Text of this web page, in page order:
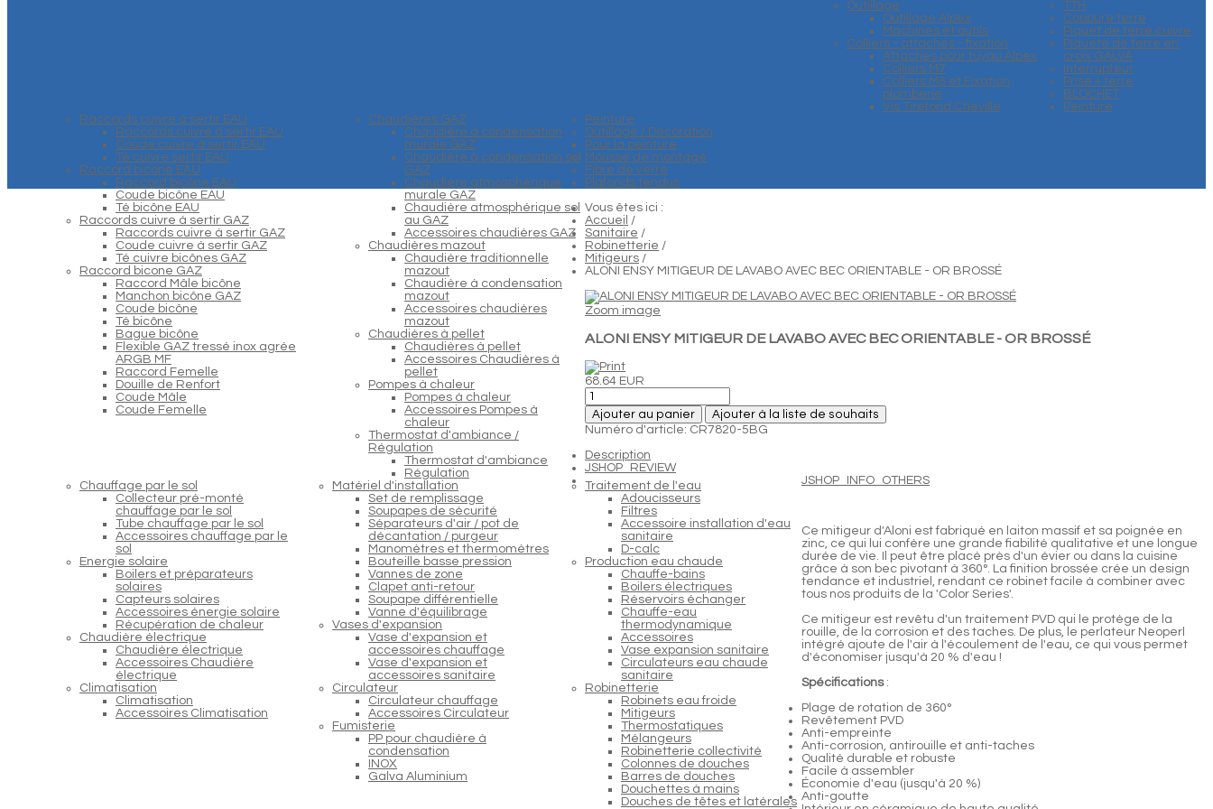
Outillage
Outillage Alpex
Machines et outils
Colliers - attaches - fixation
Attaches pour tuyau Alpex
Colliers M7
Colliers M8 et Fixation
plomberie
Vis Tirefond Cheville
Raccords cuivre à sertir EAU
Raccords cuivre à sertir EAU
Coude cuivre à sertir EAU
Té cuivre sertir EAU
Raccord bicone EAU
Raccord bicône EAU
Coude bicône EAU
Té bicône EAU
Raccords cuivre à sertir GAZ
Raccords cuivre à sertir GAZ
Coude cuivre à sertir GAZ
Té cuivre bicônes GAZ
Raccord bicone GAZ
Raccord Mâle bicône
Manchon bicône GAZ
Coude bicône
Té bicône
Bague bicône
Flexible GAZ tressé inox agrée
ARGB MF
Raccord Femelle
Douille de Renfort
Coude Mâle
Coude Femelle
Chaudières GAZ
Chaudière à condensation
murale GAZ
Chaudière à condensation sol
GAZ
Chaudière atmosphérique
murale GAZ
Chaudière atmosphérique sol
au GAZ
Accessoires chaudières GAZ
Chaudières mazout
Chaudière traditionnelle
mazout
Chaudière à condensation
mazout
Accessoires chaudières
mazout
Chaudières à pellet
Chaudières à pellet
Accessoires Chaudières à
pellet
Pompes à chaleur
Pompes à chaleur
Accessoires Pompes à
chaleur
Thermostat d'ambiance /
Régulation
Thermostat d'ambiance
Régulation
Chauffage par le sol
Collecteur pré-monté
chauffage par le sol
Tube chauffage par le sol
Accessoires chauffage par le
sol
Energie solaire
Boilers et préparateurs
solaires
Capteurs solaires
Accessoires énergie solaire
Récupération de chaleur
Chaudière électrique
Chaudière électrique
Accessoires Chaudière
électrique
Climatisation
Climatisation
Accessoires Climatisation
Matériel d'installation
Set de remplissage
Soupapes de sécurité
Séparateurs d'air / pot de
décantation / purgeur
Manomètres et thermomètres
Bouteille basse pression
Vannes de zone
Clapet anti-retour
Soupape différentielle
Vanne d'équilibrage
Vases d'expansion
Vase d'expansion et
accessoires chauffage
Vase d'expansion et
accessoires sanitaire
Circulateur
Circulateur chauffage
Accessoires Circulateur
Fumisterie
PP pour chaudière à
condensation
INOX
Galva Aluminium
Traitement de l'eau
Adoucisseurs
Filtres
Accessoire installation d'eau
sanitaire
D-calc
Production eau chaude
Chauffe-bains
Boilers électriques
Réservoirs échanger
Chauffe-eau
thermodynamique
Accessoires
Vase expansion sanitaire
Circulateurs eau chaude
sanitaire
Robinetterie
Robinets eau froide
Mitigeurs
Thermostatiques
Mélangeurs
Robinetterie collectivité
Colonnes de douches
Barres de douches
Douchettes à mains
Douches de têtes et latérales
TTH
Coupure terre
Piquet de terre cuivre
Piquete de terre en
croix GALVA
Interrupteur
Prise + terre
BLOCHET
Peinture
Peinture
Outillage / Décoration
Pour la peinture
Mousse de montage
Fibre de verre
Plafonds tendus
Vous êtes ici :
Accueil /
Sanitaire /
Robinetterie /
Mitigeurs /
ALONI ENSY MITIGEUR DE LAVABO AVEC BEC ORIENTABLE - OR BROSSÉ
Zoom image
ALONI ENSY MITIGEUR DE LAVABO AVEC BEC ORIENTABLE - OR BROSSÉ
68.64 EUR
Ajouter au panier
Ajouter à la liste de souhaits
Numéro d'article: CR7820-5BG
Description
JSHOP_REVIEW
JSHOP_INFO_OTHERS
Ce mitigeur d'Aloni est fabriqué en laiton massif et sa poignée en
zinc, ce qui lui confère une grande fiabilité qualitative et une longue
durée de vie. Il peut être placé près d'un évier ou dans la cuisine
grâce à son bec pivotant à 360°. La finition brossée crée un design
tendance et industriel, rendant ce robinet facile à combiner avec
tous nos produits de la 'Color Series'.
Ce mitigeur est revêtu d'un traitement PVD qui le protège de la
rouille, de la corrosion et des taches. De plus, le perlateur Neoperl
intégré ajoute de l'air à l'écoulement de l'eau, ce qui vous permet
d'économiser jusqu'à 20 % d'eau !
Spécifications:
Plage de rotation de 360°
Revêtement PVD
Anti-empreinte
Anti-corrosion, antirouille et anti-taches
Qualité durable et robuste
Facile à assembler
Économie d'eau (jusqu'à 20 %)
Anti-goutte